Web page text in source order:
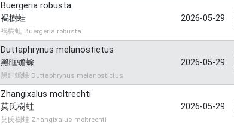
Buergeria robusta
褐樹蛙
褐樹蛙 Buergeria robusta
2026-05-29
Duttaphrynus melanostictus
黑眶蟾蜍
黑眶蟾蜍 Duttaphrynus melanostictus
2026-05-29
Zhangixalus moltrechti
莫氏樹蛙
莫氏樹蛙 Zhangixalus moltrechti
2026-05-29